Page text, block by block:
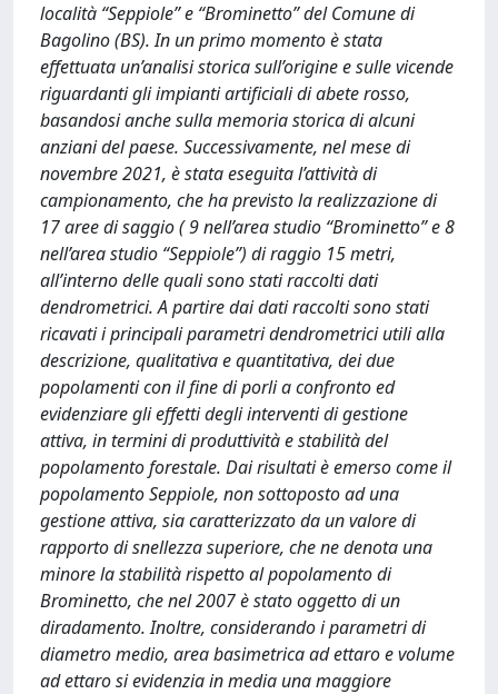
località “Seppiole” e “Brominetto” del Comune di
Bagolino (BS). In un primo momento è stata
effettuata un’analisi storica sull’origine e sulle vicende
riguardanti gli impianti artificiali di abete rosso,
basandosi anche sulla memoria storica di alcuni
anziani del paese. Successivamente, nel mese di
novembre 2021, è stata eseguita l’attività di
campionamento, che ha previsto la realizzazione di
17 aree di saggio ( 9 nell’area studio “Brominetto” e 8
nell’area studio “Seppiole”) di raggio 15 metri,
all’interno delle quali sono stati raccolti dati
dendrometrici. A partire dai dati raccolti sono stati
ricavati i principali parametri dendrometrici utili alla
descrizione, qualitativa e quantitativa, dei due
popolamenti con il fine di porli a confronto ed
evidenziare gli effetti degli interventi di gestione
attiva, in termini di produttività e stabilità del
popolamento forestale. Dai risultati è emerso come il
popolamento Seppiole, non sottoposto ad una
gestione attiva, sia caratterizzato da un valore di
rapporto di snellezza superiore, che ne denota una
minore la stabilità rispetto al popolamento di
Brominetto, che nel 2007 è stato oggetto di un
diradamento. Inoltre, considerando i parametri di
diametro medio, area basimetrica ad ettaro e volume
ad ettaro si evidenzia in media una maggiore